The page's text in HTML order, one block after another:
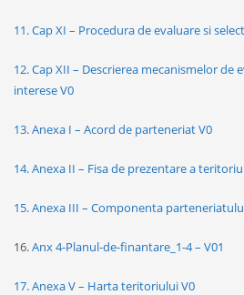
11. Cap XI – Procedura de evaluare si
12. Cap XII – Descrierea mecanismelor de
interese V0
13. Anexa I – Acord de parteneriat V0
14. Anexa II – Fisa de prezentare a
15. Anexa III – Componenta
16.Anx 4-Planul-de-finantare_1-4 – V01
17. Anexa V – Harta teritoriului V0